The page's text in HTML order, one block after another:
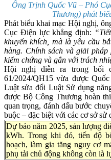
Ông Trịnh Quốc Vũ – Phó
Thương) phát
Phát biểu khai mạc Hội nghị,
Cục Điện lực khẳng định:
khuyến khích, mà là yêu cầu
hàng. Chính sách và giải
kiểm chứng và gắn với trách
Hội nghị diễn ra trong bối
61/2024/QH15 vừa được
Luật sửa đổi Luật Sử dụng
được Bộ Công Thương hoàn
quan trọng, đánh dấu bước
buộc – đặc biệt với các cơ sở
Dự báo năm 2025, sản lượng
kWh. Trong khi đó, tiến độ
hoạch, làm gia tăng nguy cơ
phụ tải chủ động không còn là